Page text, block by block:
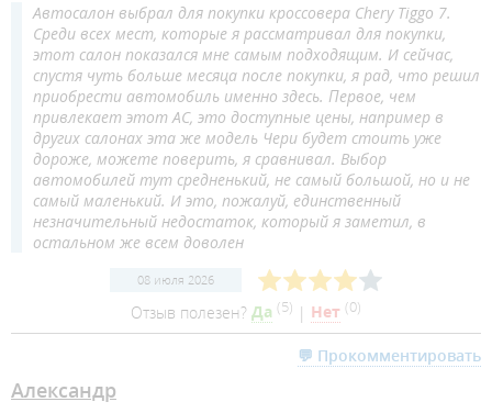
Автосалон выбрал для покупки кроссовера Chery Tiggo 7.
Среди всех мест, которые я рассматривал для покупки,
этот салон показался мне самым подходящим. И сейчас,
спустя чуть больше месяца после покупки, я рад, что решил
приобрести автомобиль именно здесь. Первое, чем
привлекает этот АС, это доступные цены, например в
других салонах эта же модель Чери будет стоить уже
дороже, можете поверить, я сравнивал. Выбор
автомобилей тут средненький, не самый большой, но и не
самый маленький. И это, пожалуй, единственный
незначительный недостаток, который я заметил, в
остальном же всем доволен
08 июля 2026
Отзыв полезен? Да (5) | Нет (0)
💬 Прокомментировать
Александр